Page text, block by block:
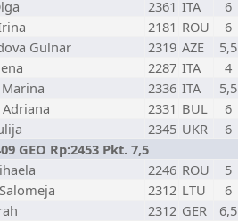
2361 ITA
6
2181 ROU
6
Gulnar 2319 AZE
5,5
2287 ITA
4
2336 ITA
5,5
2331 BUL
6
2345 UKR
6
GEO Rp:2453 Pkt. 7,5
2246 ROU
5
2312 LTU
6
2312 GER
6,5